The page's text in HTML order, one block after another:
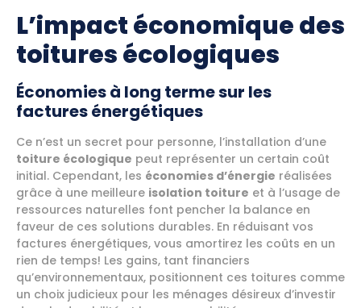
L’impact économique des
toitures écologiques
Économies à long terme sur les
factures énergétiques
Ce n’est un secret pour personne, l’installation d’une
toiture écologique peut représenter un certain coût
initial. Cependant, les économies d’énergie réalisées
grâce à une meilleure isolation toiture et à l’usage de
ressources naturelles font pencher la balance en
faveur de ces solutions durables. En réduisant vos
factures énergétiques, vous amortirez les coûts en un
rien de temps! Les gains, tant financiers
qu’environnementaux, positionnent ces toitures comme
un choix judicieux pour les ménages désireux d’investir